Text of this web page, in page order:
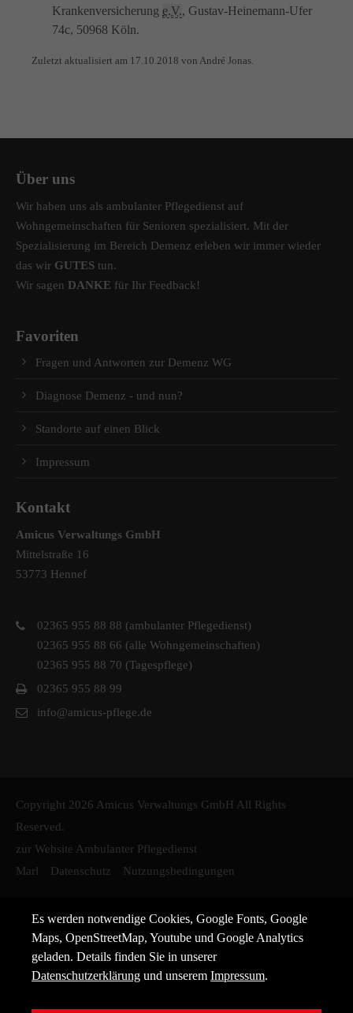
Krankenversicherung e.V., Gustav-Heinemann-Ufer
74c, 50968 Köln.
Zuletzt aktualisiert am 17.10.2018 von André Jonas.
Über uns
Wir haben uns als ambulanter Pflegedienst auf
Wohngemeinschaften für Senioren spezialisiert. Mit der
Spezialisierung im Bereich Demenz erleben wir immer wieder
das wir GUTES tun.
Wir sagen DANKE für Ihr Feedback!
Favoriten
Fragen und Antworten zur Demenz WG
Diagnose Demenz - und nun?
Standorte auf einen Blick
Impressum
Kontakt
Amicus Verwaltungs GmbH
Mittelstraße 16
53773 Hennef
02365 955 88 88 (ambulanter Pflegedienst)
02365 955 88 66 (alle Wohngemeinschaften)
02365 955 88 70 (Tagespflege)
02365 955 88 99
info@amicus-pflege.de
Copyright 2026 Amicus Verwaltungs GmbH All Rights
Reserved.
zur Website Ambulanter Pflegedienst
Marl
Datenschutz Nutzungsbedingungen
Es werden notwendige Cookies, Google Fonts, Google
Maps, OpenStreetMap, Youtube und Google Analytics
geladen. Details finden Sie in unserer
Datenschutzerklärung und unseremImpressum.